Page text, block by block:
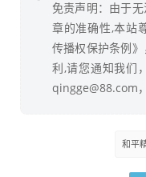
免责声明：由于
章的准确性,本站
传播权保护条例
利,请您通知我们
qingge@88.com
和平